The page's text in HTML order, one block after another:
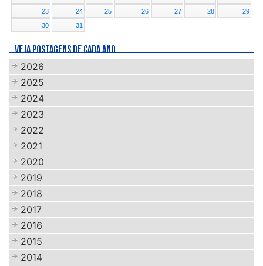
23
24 25 26 27 28
29
30
31
VEJA POSTAGENS DE CADA ANO
2026
2025
2024
2023
2022
2021
2020
2019
2018
2017
2016
2015
2014